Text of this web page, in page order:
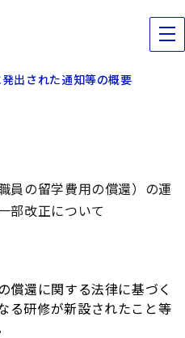
出された通知等の概要
員の留学費用の償還）の運
部改正について
還に関する法律に基づく
る研修が新設されたこと等